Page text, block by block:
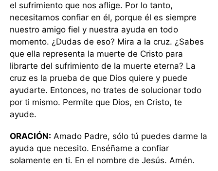
el sufrimiento que nos aflige. Por lo tanto,
necesitamos confiar en él, porque él es siempre
nuestro amigo fiel y nuestra ayuda en todo
momento. ¿Dudas de eso? Mira a la cruz. ¿Sabes
que ella representa la muerte de Cristo para
librarte del sufrimiento de la muerte eterna? La
cruz es la prueba de que Dios quiere y puede
ayudarte. Entonces, no trates de solucionar todo
por ti mismo. Permite que Dios, en Cristo, te
ayude.
ORACIÓN: Amado Padre, sólo tú puedes darme la
ayuda que necesito. Enséñame a confiar
solamente en ti. En el nombre de Jesús. Amén.